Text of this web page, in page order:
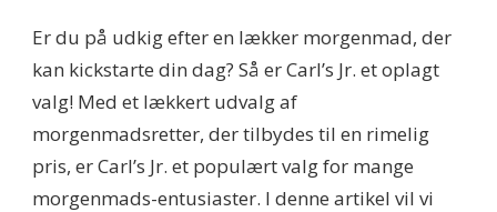
Er du på udkig efter en lækker morgenmad, der
kan kickstarte din dag? Så er Carl’s Jr. et oplagt
valg! Med et lækkert udvalg af
morgenmadsretter, der tilbydes til en rimelig
pris, er Carl’s Jr. et populært valg for mange
morgenmads-entusiaster. I denne artikel vil vi